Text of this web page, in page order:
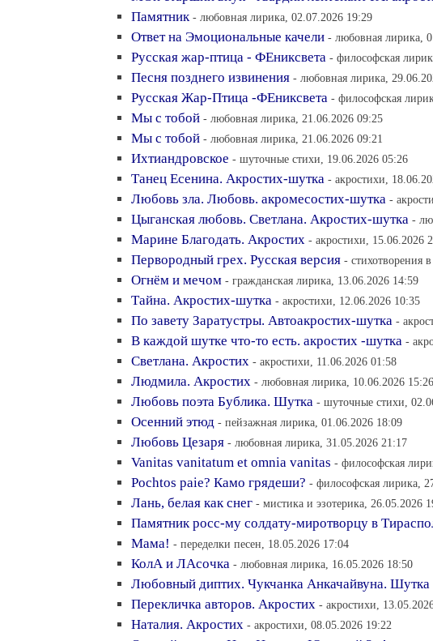
Памятник - любовная лирика, 02.07.2026 19:29
Ответ на Эмоциональные качели - любовная лирика,
Русская жар-птица - ФЕниксвета - философская
Песня позднего извинения - любовная лирика,
Русская Жар-Птица -ФЕниксвета - философская
Мы с тобой - любовная лирика, 21.06.2026 09:25
Мы с тобой - любовная лирика, 21.06.2026 09:21
Ихтиандровское - шуточные стихи, 19.06.2026 05:26
Танец Есенина. Акростих-шутка - акростихи,
Любовь зла. Любовь. акромесостих-шутка -
Цыганская любовь. Светлана. Акростих-шутка -
Марине Благодать. Акростих - акростихи, 15.06.2026
Первородный грех. Русская версия - cтихотворения
Огнём и мечом - гражданская лирика, 13.06.2026 14:59
Тайна. Акростих-шутка - акростихи, 12.06.2026 10:35
По завету Заратустры. Автоакростих-шутка -
В каждой шутке что-то есть. акростих -шутка -
Светлана. Акростих - акростихи, 11.06.2026 01:58
Людмила. Акростих - любовная лирика, 10.06.2026 15:26
Любовь поэта Бублика. Шутка - шуточные стихи,
Осенний этюд - пейзажная лирика, 01.06.2026 18:09
Любовь Цезаря - любовная лирика, 31.05.2026 21:17
Vanitas vanitatum et omnia vanitas - философская
Pochtos paie? Камо грядеши? - философская лирика,
Лань, белая как снег - мистика и эзотерика, 26.05.2026
Памятник росс-му солдату-миротворцу в
Мама! - переделки песен, 18.05.2026 17:04
КолА и ЛАсочка - любовная лирика, 16.05.2026 18:50
Любовный диптих. Чукчанка Анкачайвуна. Шутка
Перекличка авторов. Акростих - акростихи,
Наталия. Акростих - акростихи, 08.05.2026 19:22